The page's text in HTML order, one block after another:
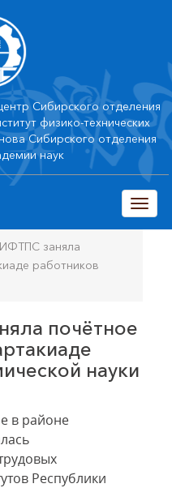
Сибирского отделения
физико-технических
Сибирского отделения
наук
trk
заняла
работников
почётное
науки
в районе
Республики